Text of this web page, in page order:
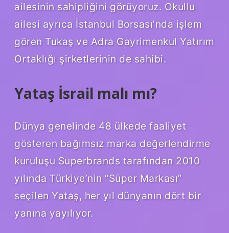
ailesinin sahipliğini görüyoruz. Okullu
ailesi ayrıca İstanbul Borsası’nda işlem
gören Tukaş ve Adra Gayrimenkul Yatırım
Ortaklığı şirketlerinin de sahibi.
Yataş İsrail malı mı?
Dünya genelinde 48 ülkede faaliyet
gösteren bağımsız marka değerlendirme
kuruluşu Superbrands tarafından 2010
yılında Türkiye’nin “Süper Markası”
seçilen Yataş, her yıl dünyanın dört bir
yanına yayılıyor.